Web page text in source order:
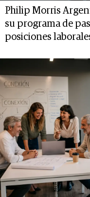
Philip Morris
su programa de
posiciones